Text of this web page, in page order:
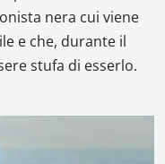
nera cui viene
e che, durante il
stufa di esserlo.